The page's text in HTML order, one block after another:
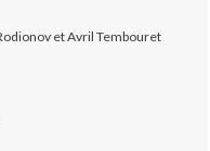
et Avril Tembouret